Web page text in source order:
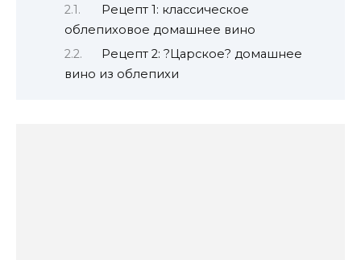
Рецепт 1: классическое
облепиховое домашнее вино
Рецепт 2: ?Царское? домашнее
вино из облепихи